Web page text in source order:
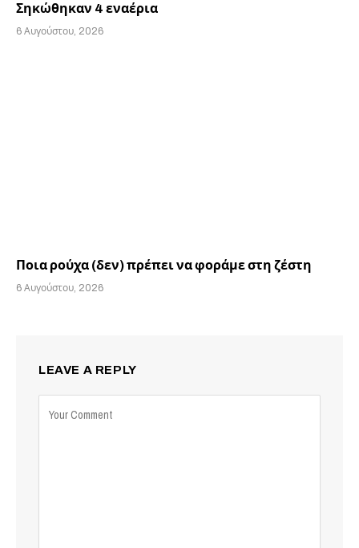
Σηκώθηκαν 4 εναέρια
6 Αυγούστου, 2026
Ποια ρούχα (δεν) πρέπει να φοράμε στη ζέστη
6 Αυγούστου, 2026
LEAVE A REPLY